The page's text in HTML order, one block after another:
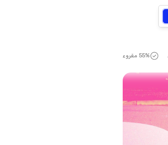
56% مقروء